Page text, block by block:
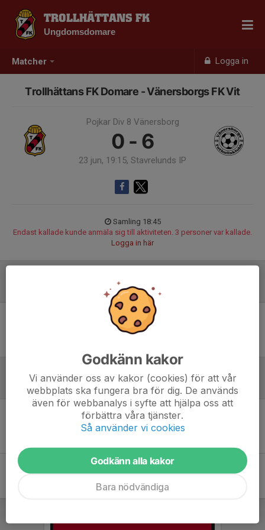
Matcher Logga in
TROLLHÄTTANS FK
Ungdomsdomare
Trollhättans FK Domare - Vänersborgs FK Vit
Pojkar Div 8 Vänersborg
0 - 6
23 jun, 19:15, Stavrelunds IP
Samling 18:45
Endast kallade kunde anmäla sig till aktiviteten. 3 personer var kallade.
Logga in här
Ingen uppställning ifylld
Referat
Inget referat skrivet
Godkänn kakor
Vi använder oss av kakor (cookies) för att vår
webbplats ska fungera bra för dig. De används
även för webbanalys i syfte att hjälpa oss att
förbättra våra tjänster.
Så använder vi cookies
Godkänn alla kakor
Bara nödvändiga